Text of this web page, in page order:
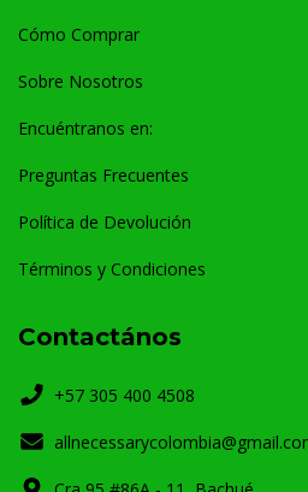
Agendar Cita
Cómo Comprar
Sobre Nosotros
Encuéntranos en:
Preguntas Frecuentes
Política de Devolución
+57 305 400 4508
allnecessarycolombia@gmail.com